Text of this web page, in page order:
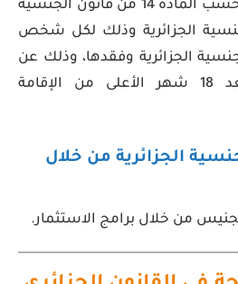
يمكن لمن كان جزائرية بحسب المادة 14 من قانون الجنسية
الجزائرية وذلك لكل شخص
الجزائرية وفقدها، وذلك عن
طريق تقديم طلب بعد 18 شهر الأعلى من الإقامة
من خلال
تجنيس من خلال برامج الاستثمار.